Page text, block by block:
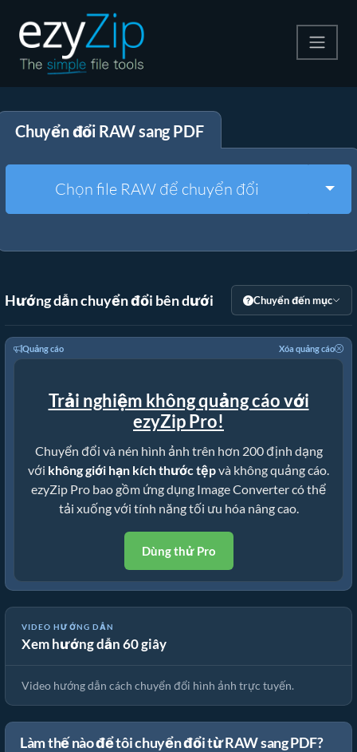
Giải nén
Công cụ khác
Chuyển đổi RAW sang PDF
Chọn file RAW để chuyển đổi
Hướng dẫn chuyển đổi bên dưới Chuyển đến mục
Quảng cáo Xóa quảng cáo
Trải nghiệm không quảng cáo với
ezyZip Pro!
Chuyển đổi và nén hình ảnh trên hơn 200 định dạng
với không giới hạn kích thước tệpvà không quảng cáo.
ezyZip Pro bao gồm ứng dụng Image Converter có thể
tải xuống với tính năng tối ưu hóa nâng cao.
Dùng thử Pro
VIDEO HƯỚNG DẪN
Xem hướng dẫn 60 giây
🖼️ Cách Chuyển Đổi Hình Ảnh Trực Tuyến Miễn Phí
Video hướng dẫn cách chuyển đổi hình ảnh trực tuyến.
Làm thế nào để tôi chuyển đổi từ RAW sang PDF?